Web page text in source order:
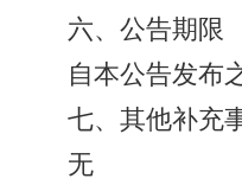
六、公告期限
自本公告发布
七、其他补充
无